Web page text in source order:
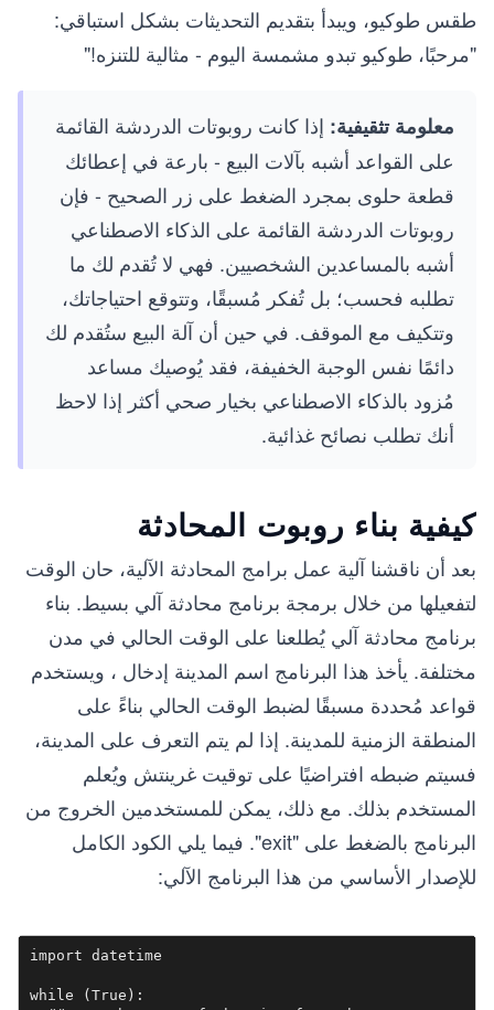
طقس طوكيو، ويبدأ بتقديم التحديثات بشكل استباقي:
"مرحبًا، طوكيو تبدو مشمسة اليوم - مثالية للتنزه!"
معلومة تثقيفية: إذا كانت روبوتات الدردشة القائمة
على القواعد أشبه بآلات البيع - بارعة في إعطائك
قطعة حلوى بمجرد الضغط على زر الصحيح - فإن
روبوتات الدردشة القائمة على الذكاء الاصطناعي
أشبه بالمساعدين الشخصيين. فهي لا تُقدم لك ما
تطلبه فحسب؛ بل تُفكر مُسبقًا، وتتوقع احتياجاتك،
وتتكيف مع الموقف. في حين أن آلة البيع ستُقدم لك
دائمًا نفس الوجبة الخفيفة، فقد يُوصيك مساعد
مُزود بالذكاء الاصطناعي بخيار صحي أكثر إذا لاحظ
أنك تطلب نصائح غذائية.
كيفية بناء روبوت المحادثة
بعد أن ناقشنا آلية عمل برامج المحادثة الآلية، حان الوقت
لتفعيلها من خلال برمجة برنامج محادثة آلي بسيط. بناء
برنامج محادثة آلي يُطلعنا على الوقت الحالي في مدن
مختلفة. يأخذ هذا البرنامج اسم المدينة إدخال ، ويستخدم
قواعد مُحددة مسبقًا لضبط الوقت الحالي بناءً على
المنطقة الزمنية للمدينة. إذا لم يتم التعرف على المدينة،
فسيتم ضبطه افتراضيًا على توقيت غرينتش ويُعلم
المستخدم بذلك. مع ذلك، يمكن للمستخدمين الخروج من
البرنامج بالضغط على "exit". فيما يلي الكود الكامل
للإصدار الأساسي من هذا البرنامج الآلي:
import datetime
while (True):